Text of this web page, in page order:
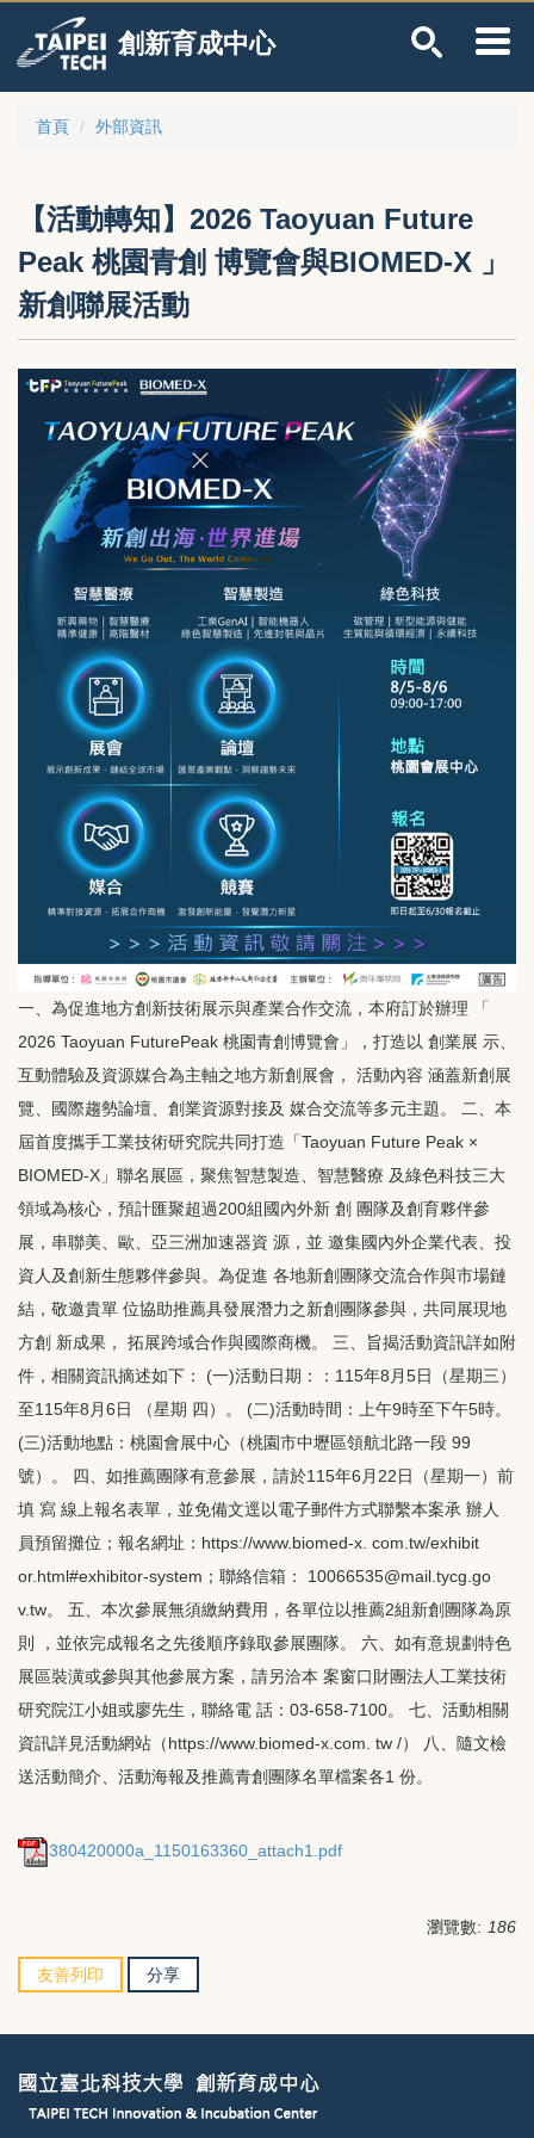
主
要
創新育成中心
首頁 外部資訊
【活動轉知】2026 Taoyuan Future
Peak 桃園青創 博覽會與BIOMED-X 」
新創聯展活動
一、為促進地方創新技術展示與產業合作交流，本府訂於辦理 「
2026 Taoyuan FuturePeak 桃園青創博覽會」，打造以 創業展 示、
互動體驗及資源媒合為主軸之地方新創展會， 活動內容 涵蓋新創展
覽、國際趨勢論壇、創業資源對接及 媒合交流等多元主題。 二、本
屆首度攜手工業技術研究院共同打造「Taoyuan Future Peak ×
BIOMED-X」聯名展區，聚焦智慧製造、智慧醫療 及綠色科技三大
領域為核心，預計匯聚超過200組國內外新 創 團隊及創育夥伴參
展，串聯美、歐、亞三洲加速器資 源，並 邀集國內外企業代表、投
資人及創新生態夥伴參與。為促進 各地新創團隊交流合作與市場鏈
結，敬邀貴單 位協助推薦具發展潛力之新創團隊參與，共同展現地
方創 新成果， 拓展跨域合作與國際商機。 三、旨揭活動資訊詳如附
件，相關資訊摘述如下： (一)活動日期：：115年8月5日（星期三）
至115年8月6日 （星期 四）。 (二)活動時間：上午9時至下午5時。
(三)活動地點：桃園會展中心（桃園市中壢區領航北路一段 99
號）。 四、如推薦團隊有意參展，請於115年6月22日（星期一）前
填 寫 線上報名表單，並免備文逕以電子郵件方式聯繫本案承 辦人
員預留攤位；報名網址：https://www.biomed-x. com.tw/exhibit
or.html#exhibitor-system；聯絡信箱： 10066535@mail.tycg.go
v.tw。 五、本次參展無須繳納費用，各單位以推薦2組新創團隊為原
則 ，並依完成報名之先後順序錄取參展團隊。 六、如有意規劃特色
展區裝潢或參與其他參展方案，請另洽本 案窗口財團法人工業技術
研究院江小姐或廖先生，聯絡電 話：03-658-7100。 七、活動相關
資訊詳見活動網站（https://www.biomed-x.com. tw /） 八、隨文檢
送活動簡介、活動海報及推薦青創團隊名單檔案各1 份。
380420000a_1150163360_attach1.pdf
瀏覽數: 186
友善列印 分享